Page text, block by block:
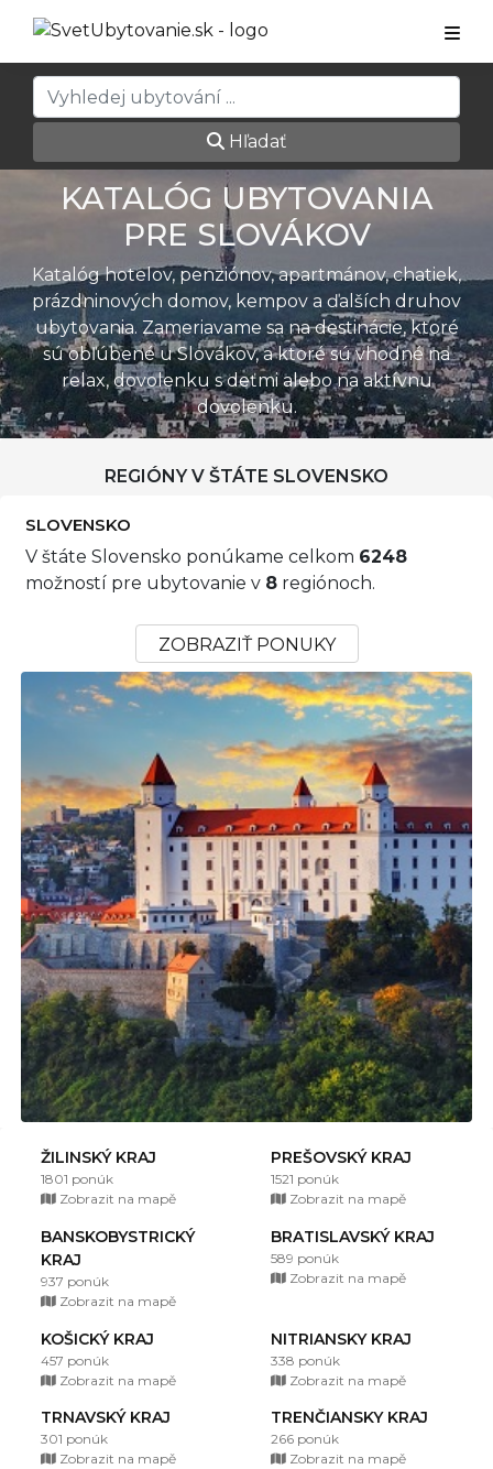
Hľadať
KATALÓG UBYTOVANIA
PRE SLOVÁKOV
Katalóg hotelov, penziónov, apartmánov, chatiek,
prázdninových domov, kempov a ďalších druhov
ubytovania. Zameriavame sa na destinácie, ktoré
sú obľúbené u Slovákov, a ktoré sú vhodné na
relax, dovolenku s deťmi alebo na aktívnu
dovolenku.
REGIÓNY V ŠTÁTE SLOVENSKO
SLOVENSKO
V štáte Slovensko ponúkame celkom 6248
možností pre ubytovanie v 8 regiónoch.
ZOBRAZIŤ PONUKY
ŽILINSKÝ KRAJ
1801 ponúk
Zobrazit na mapě
PREŠOVSKÝ KRAJ
1521 ponúk
Zobrazit na mapě
BANSKOBYSTRICKÝ
KRAJ
937 ponúk
Zobrazit na mapě
BRATISLAVSKÝ KRAJ
589 ponúk
Zobrazit na mapě
KOŠICKÝ KRAJ
457 ponúk
Zobrazit na mapě
NITRIANSKY KRAJ
338 ponúk
Zobrazit na mapě
TRNAVSKÝ KRAJ
301 ponúk
Zobrazit na mapě
TRENČIANSKY KRAJ
266 ponúk
Zobrazit na mapě